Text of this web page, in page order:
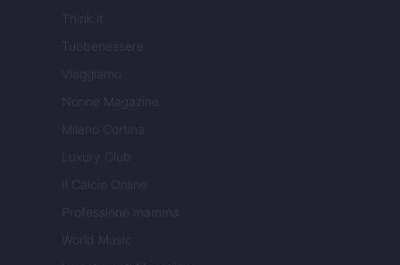
Think.it
Tuobenessere
Viaggiamo
Nonne Magazine
Milano Cortina
Luxury Club
Il Calcio Online
Professione mamma
World Music